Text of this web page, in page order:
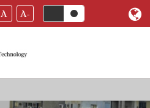
A A-